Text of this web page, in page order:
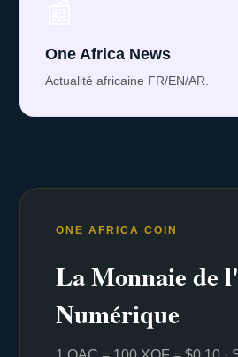
One Africa News
Actualité africaine FR/EN/AR.
ONE AFRICA COIN
La Monnaie de
Numérique